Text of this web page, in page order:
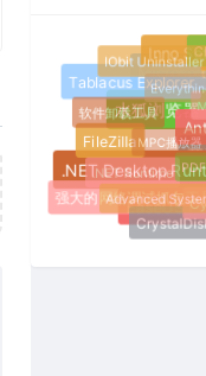
水狐浏览器
.NET Desktop
EaseUS
Inno
Tablacus Explorer
FileZilla
强大的网络调试抓包工
IObit Uninstaller
软件卸载工具
.NET Runtime
Advanced
PDF-
Everything
MPC播放器